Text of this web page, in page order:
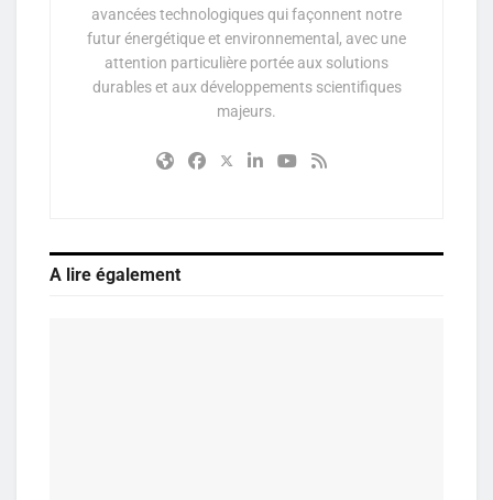
avancées technologiques qui façonnent notre
futur énergétique et environnemental, avec une
attention particulière portée aux solutions
durables et aux développements scientifiques
majeurs.
A lire également